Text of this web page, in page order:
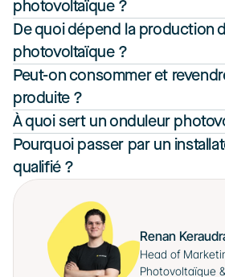
photovoltaïque ?
De quoi dépend la production
photovoltaïque ?
Peut-on consommer et
produite ?
À quoi sert un onduleur
Pourquoi passer par un
qualifié ?
Renan
Head of
Photovoltaïque &